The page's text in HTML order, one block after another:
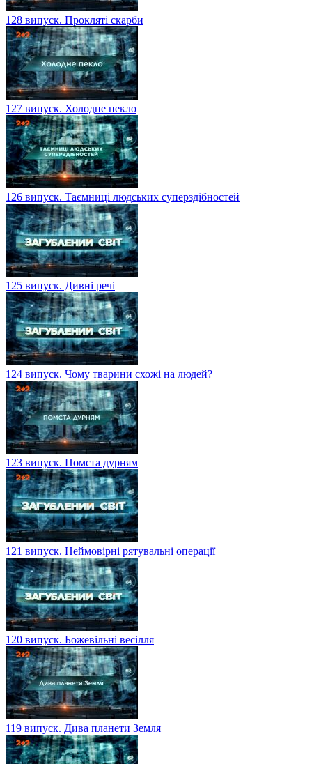
128 випуск. Прокляті скарби
127 випуск. Холодне пекло
126 випуск. Таємниці людських суперздібностей
125 випуск. Дивні речі
124 випуск. Чому тварини схожі на людей?
123 випуск. Помста дурням
121 випуск. Неймовірні рятувальні операції
120 випуск. Божевільні весілля
119 випуск. Дива планети Земля